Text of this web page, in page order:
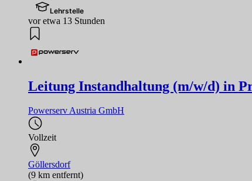
Lehrstelle
vor etwa 13 Stunden
Leitung Instandhaltung (m/w/d) in
Powerserv Austria GmbH
Vollzeit
Göllersdorf
(9 km entfernt)